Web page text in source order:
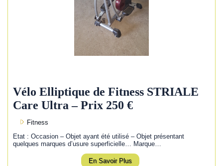
Vélo Elliptique de Fitness STRIALE
Care Ultra – Prix 250 €
Fitness
Etat : Occasion – Objet ayant été utilisé – Objet présentant
quelques marques d’usure superficielle… Marque…
En Savoir Plus